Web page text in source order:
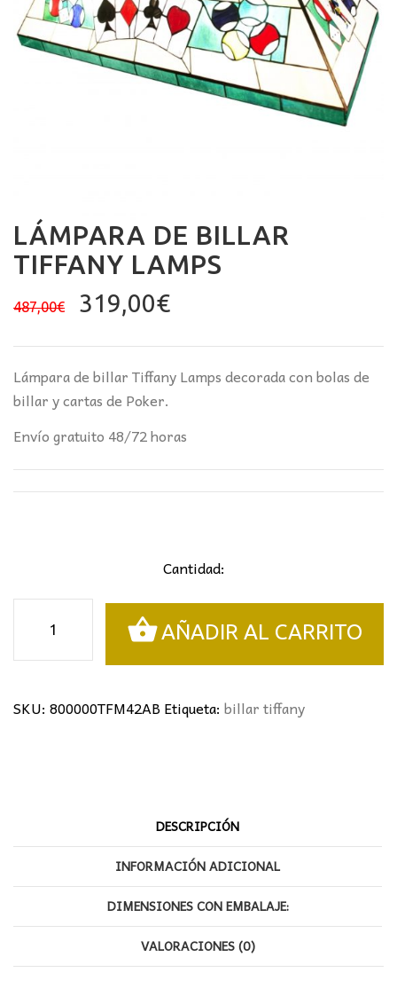
LÁMPARA DE BILLAR
TIFFANY LAMPS
487,00€
El
original
era:
487,00€.
319,00€El
actual
es:
Lámpara de billar Tiffany Lamps decorada con bolas de
billar y cartas de Poker.
Envío gratuito 48/72 horas
Cantidad:
billar
lamps
AÑADIR AL CARRITO
SKU: 800000TFM42ABEtiqueta: billar tiffany
DESCRIPCIÓN
INFORMACIÓN ADICIONAL
DIMENSIONES CON EMBALAJE:
VALORACIONES (0)